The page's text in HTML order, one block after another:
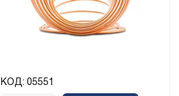
КОД: 05551